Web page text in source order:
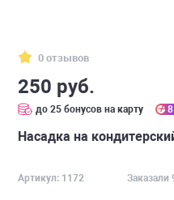
0 отзывов
250 руб.
до 25 бонусов на карту 8
Насадка на
Артикул: 1172 Заказали